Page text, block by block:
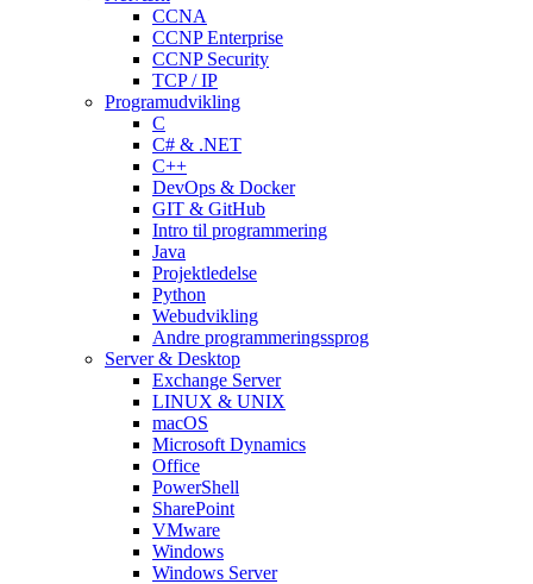
CCNA
CCNP Enterprise
CCNP Security
TCP / IP
Programudvikling
C
C# & .NET
C++
DevOps & Docker
GIT & GitHub
Intro til programmering
Java
Projektledelse
Python
Webudvikling
Andre programmeringssprog
Server & Desktop
Exchange Server
LINUX & UNIX
macOS
Microsoft Dynamics
Office
PowerShell
SharePoint
VMware
Windows
Windows Server